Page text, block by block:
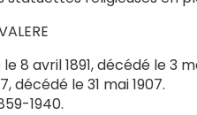
8 avril 1891, décédé le 3
décédé le 31 mai 1907.
1940.